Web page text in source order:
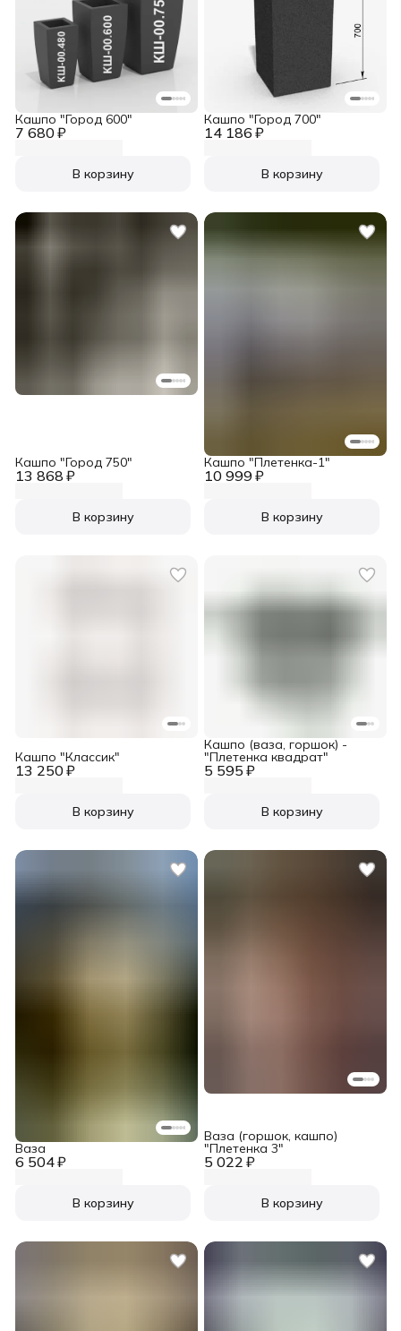
7 680 ₽
Кашпо "Город 600"
В корзину
14 186 ₽
Кашпо "Город 700"
В корзину
13 868 ₽
Кашпо "Город 750"
В корзину
10 999 ₽
Кашпо "Плетенка-1"
В корзину
13 250 ₽
Кашпо "Классик"
В корзину
5 595 ₽
Кашпо (ваза, горшок) -
"Плетенка квадрат"
В корзину
6 504 ₽
Ваза
В корзину
5 022 ₽
Ваза (горшок, кашпо)
"Плетенка 3"
В корзину